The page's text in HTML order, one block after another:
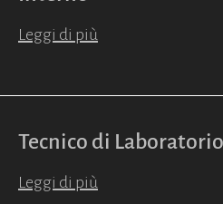
Leggi di più
Tecnico di
Leggi di più